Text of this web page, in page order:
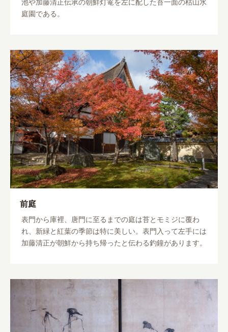
池や加藤清正伝承の朝鮮灯篭を左に配した苔一面の枯山水
庭園である。
前庭
表門から庫裡、唐門に至るまでの庭は苔とモミジに覆わ
れ、新緑と紅葉の季節は特に美しい。表門入って左手には
加藤清正が朝鮮から持ち帰ったと伝わる釣鐘があります。